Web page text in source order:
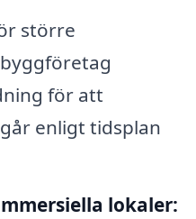
större
för att
enligt tidsplan
lokaler: